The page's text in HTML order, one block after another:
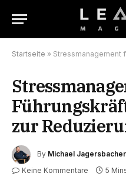
Startseite » Stressmanagement für
zur
By Michael Jagersbacher
Keine Kommentare 5